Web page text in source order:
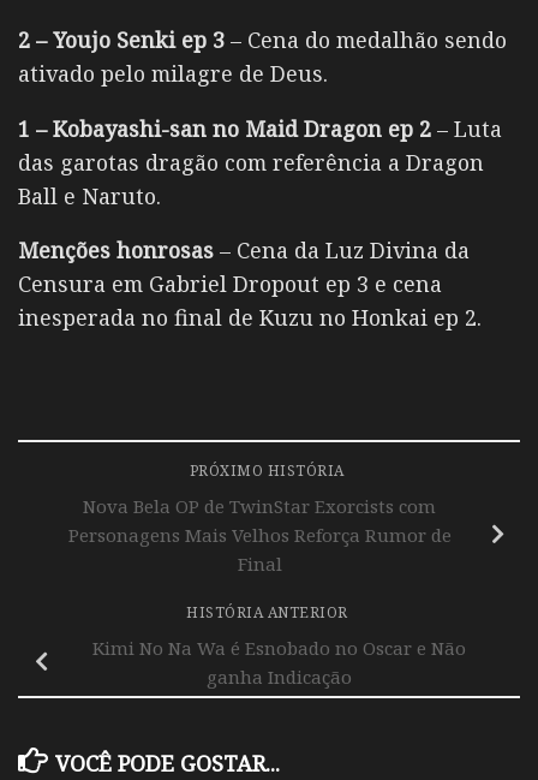
2 – Youjo Senki ep 3 – Cena do medalhão sendo
ativado pelo milagre de Deus.
1 – Kobayashi-san no Maid Dragon ep 2 – Luta
das garotas dragão com referência a Dragon
Ball e Naruto.
Menções honrosas – Cena da Luz Divina da
Censura em Gabriel Dropout ep 3 e cena
inesperada no final de Kuzu no Honkai ep 2.
PRÓXIMO HISTÓRIA
Nova Bela OP de TwinStar Exorcists com
Personagens Mais Velhos Reforça Rumor de
Final
HISTÓRIA ANTERIOR
Kimi No Na Wa é Esnobado no Oscar e Não
ganha Indicação
VOCÊ PODE GOSTAR...